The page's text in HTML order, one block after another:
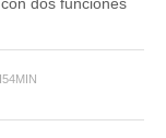
dos funciones